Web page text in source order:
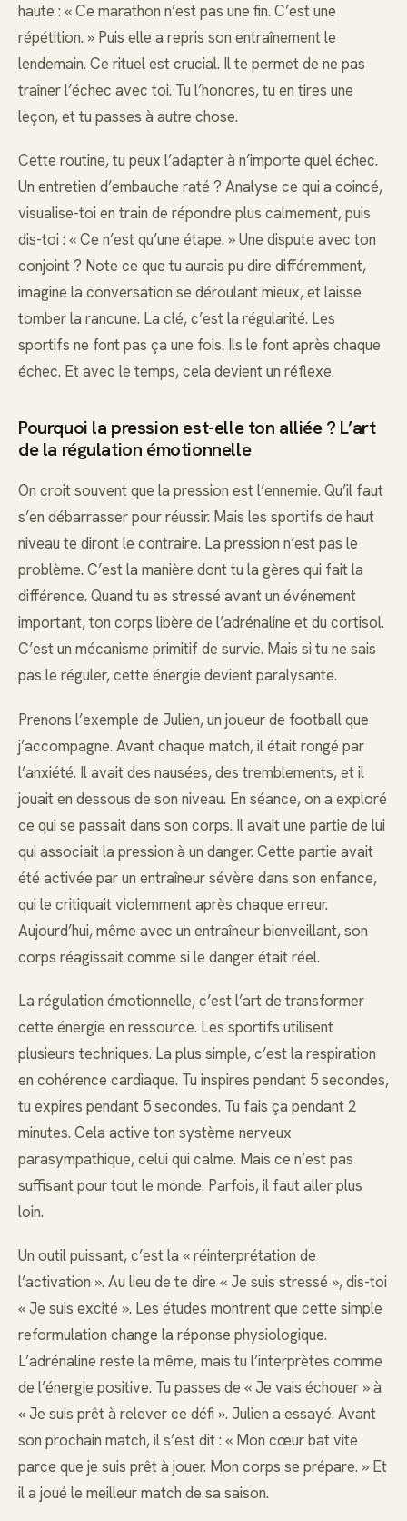
haute : « Ce marathon n’est pas une fin. C’est une
répétition. » Puis elle a repris son entraînement le
lendemain. Ce rituel est crucial. Il te permet de ne pas
traîner l’échec avec toi. Tu l’honores, tu en tires une
leçon, et tu passes à autre chose.
Cette routine, tu peux l’adapter à n’importe quel échec.
Un entretien d’embauche raté ? Analyse ce qui a coincé,
visualise-toi en train de répondre plus calmement, puis
dis-toi : « Ce n’est qu’une étape. » Une dispute avec ton
conjoint ? Note ce que tu aurais pu dire différemment,
imagine la conversation se déroulant mieux, et laisse
tomber la rancune. La clé, c’est la régularité. Les
sportifs ne font pas ça une fois. Ils le font après chaque
échec. Et avec le temps, cela devient un réflexe.
Pourquoi la pression est-elle ton alliée ? L’art
de la régulation émotionnelle
On croit souvent que la pression est l’ennemie. Qu’il faut
s’en débarrasser pour réussir. Mais les sportifs de haut
niveau te diront le contraire. La pression n’est pas le
problème. C’est la manière dont tu la gères qui fait la
différence. Quand tu es stressé avant un événement
important, ton corps libère de l’adrénaline et du cortisol.
C’est un mécanisme primitif de survie. Mais si tu ne sais
pas le réguler, cette énergie devient paralysante.
Prenons l’exemple de Julien, un joueur de football que
j’accompagne. Avant chaque match, il était rongé par
l’anxiété. Il avait des nausées, des tremblements, et il
jouait en dessous de son niveau. En séance, on a exploré
ce qui se passait dans son corps. Il avait une partie de lui
qui associait la pression à un danger. Cette partie avait
été activée par un entraîneur sévère dans son enfance,
qui le critiquait violemment après chaque erreur.
Aujourd’hui, même avec un entraîneur bienveillant, son
corps réagissait comme si le danger était réel.
La régulation émotionnelle, c’est l’art de transformer
cette énergie en ressource. Les sportifs utilisent
plusieurs techniques. La plus simple, c’est la respiration
en cohérence cardiaque. Tu inspires pendant 5 secondes,
tu expires pendant 5 secondes. Tu fais ça pendant 2
minutes. Cela active ton système nerveux
parasympathique, celui qui calme. Mais ce n’est pas
suffisant pour tout le monde. Parfois, il faut aller plus
loin.
Un outil puissant, c’est la « réinterprétation de
l’activation ». Au lieu de te dire « Je suis stressé », dis-toi
« Je suis excité ». Les études montrent que cette simple
reformulation change la réponse physiologique.
L’adrénaline reste la même, mais tu l’interprètes comme
de l’énergie positive. Tu passes de « Je vais échouer » à
« Je suis prêt à relever ce défi ». Julien a essayé. Avant
son prochain match, il s’est dit : « Mon cœur bat vite
parce que je suis prêt à jouer. Mon corps se prépare. » Et
il a joué le meilleur match de sa saison.